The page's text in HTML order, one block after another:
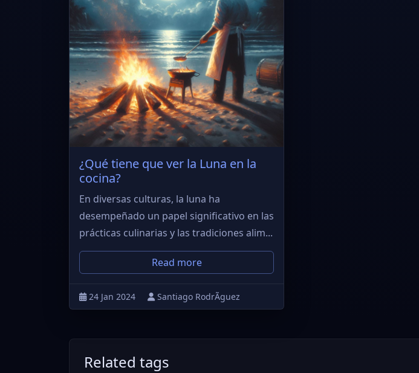
¿Qué tiene que ver la Luna en la
cocina?
En diversas culturas, la luna ha
desempeñado un papel significativo en las
prácticas culinarias y las tradiciones alim...
Read more
24 Jan 2024 Santiago RodrÃ­guez
Related tags